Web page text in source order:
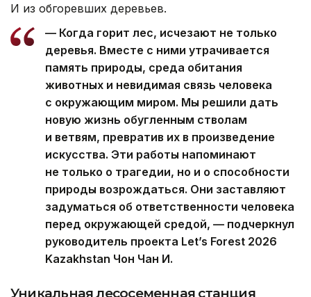
И из обгоревших деревьев.
— Когда горит лес, исчезают не только
деревья. Вместе с ними утрачивается
память природы, среда обитания
животных и невидимая связь человека
с окружающим миром. Мы решили дать
новую жизнь обугленным стволам
и ветвям, превратив их в произведение
искусства. Эти работы напоминают
не только о трагедии, но и о способности
природы возрождаться. Они заставляют
задуматься об ответственности человека
перед окружающей средой, — подчеркнул
руководитель проекта Let’s Forest 2026
Kazakhstan Чон Чан И.
Уникальная лесосеменная станция